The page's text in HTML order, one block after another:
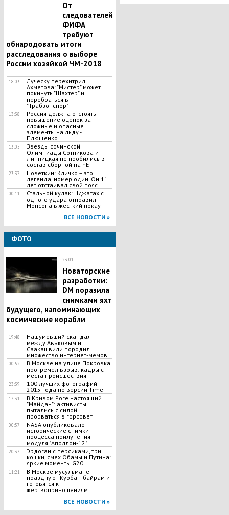
От
следователей
ФИФА
требуют
обнародовать итоги
расследования о выборе
России хозяйкой ЧМ-2018
18:03
Луческу перехитрил
Ахметова: "Мистер" может
покинуть "Шахтер" и
перебраться в
"Трабзонспор"
13:38
Россия должна отстоять
повышение оценок за
сложные и опасные
элементы на льду -
Плющенко
13:05
Звезды сочинской
Олимпиады Сотникова и
Липницкая не пробились в
состав сборной на ЧЕ
23:37
Поветкин: Кличко – это
легенда, номер один. Он 11
лет отстаивал свой пояс
00:11
Стальной кулак: Нджатах с
одного удара отправил
Монсона в жесткий нокаут
ВСЕ НОВОСТИ »
ФОТО
23:01
Новаторские
разработки:
DM поразила
снимками яхт
будущего, напоминающих
космические корабли
19:48
Нашумевший скандал
между Аваковым и
Саакашвили породил
множество интернет-мемов
00:52
В Москве на улице Покровка
прогремел взрыв: кадры с
места происшествия
23:39
100 лучших фотографий
2015 года по версии Time
17:31
В Кривом Роге настоящий
"Майдан": активисты
пытались с силой
прорваться в горсовет
00:57
NASA опубликовало
исторические снимки
процесса прилунения
модуля "Аполлон-12"
20:37
Эрдоган с персиками, три
кошки, смех Обамы и Путина:
яркие моменты G20
11:21
В Москве мусульмане
празднуют Курбан-байрам и
готовятся к
жертвоприношениям
ВСЕ НОВОСТИ »